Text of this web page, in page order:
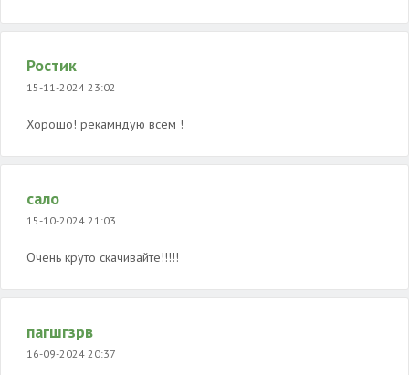
Ростик
15-11-2024 23:02
Хорошо! рекамндую всем !
сало
15-10-2024 21:03
Очень круто скачивайте!!!!!
пагшгзрв
16-09-2024 20:37